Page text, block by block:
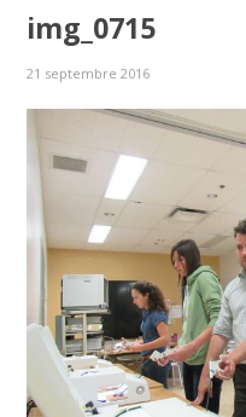
img_0715
21 septembre 2016